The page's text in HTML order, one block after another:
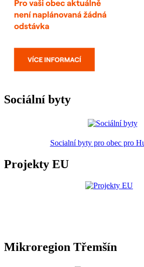
Sociální byty
Socialní byty pro obec pro
Projekty EU
Mikroregion Třemšín